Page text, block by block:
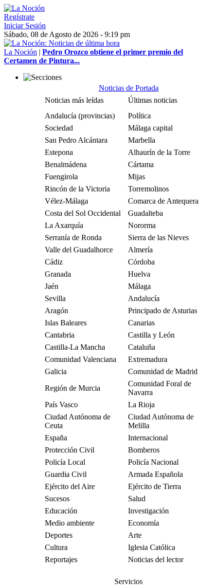
Regístrate
Iniciar Sesión
Sábado, 08 de Agosto de 2026 - 9:19 pm
La Noción | Pedro Orozco obtiene el primer premio del
Certamen de Pintura...
Noticias de Portada
Noticias más leídas
Últimas noticias
Andalucía (provincias)
Política
Sociedad
Málaga capital
San Pedro Alcántara
Marbella
Estepona
Alhaurín de la Torre
Benalmádena
Cártama
Fuengirola
Mijas
Rincón de la Victoria
Torremolinos
Vélez-Málaga
Comarca de Antequera
Costa del Sol Occidental
Guadalteba
La Axarquía
Nororma
Serranía de Ronda
Sierra de las Nieves
Valle del Guadalhorce
Almería
Cádiz
Córdoba
Granada
Huelva
Jaén
Málaga
Sevilla
Andalucía
Aragón
Principado de Asturias
Islas Baleares
Canarias
Cantabria
Castilla y León
Castilla-La Mancha
Cataluña
Comunidad Valenciana
Extremadura
Galicia
Comunidad de Madrid
Región de Murcia
Comunidad Foral de
Navarra
País Vasco
La Rioja
Ciudad Autónoma de
Ceuta
Ciudad Autónoma de
Melilla
España
Internacional
Protección Civil
Bomberos
Policía Local
Policía Nacional
Guardia Civil
Armada Española
Ejército del Aire
Ejército de Tierra
Sucesos
Salud
Educación
Investigación
Medio ambiente
Economía
Deportes
Arte
Cultura
Iglesia Católica
Reportajes
Noticias del lector
Servicios